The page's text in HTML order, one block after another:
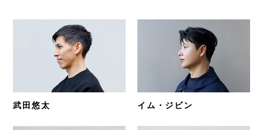
武田悠太 イム・ジビン